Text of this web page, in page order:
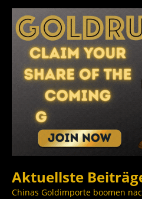
Aktuellste
Chinas Goldimporte boomen